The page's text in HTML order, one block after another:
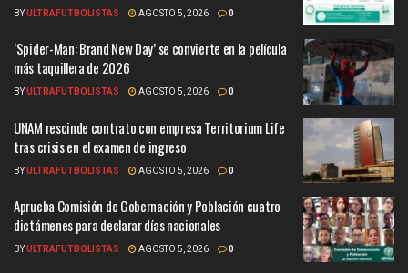
BYULTRAFUTBOLISTAS AGOSTO 5, 2026 0
‘Spider-Man: Brand New Day’ se convierte en la película
más taquillera de 2026
BYULTRAFUTBOLISTAS AGOSTO 5, 2026 0
UNAM rescinde contrato con empresa Territorium Life
tras crisis en el examen de ingreso
BYULTRAFUTBOLISTAS AGOSTO 5, 2026 0
Aprueba Comisión de Gobernación y Población cuatro
dictámenes para declarar días nacionales
BYULTRAFUTBOLISTAS AGOSTO 5, 2026 0